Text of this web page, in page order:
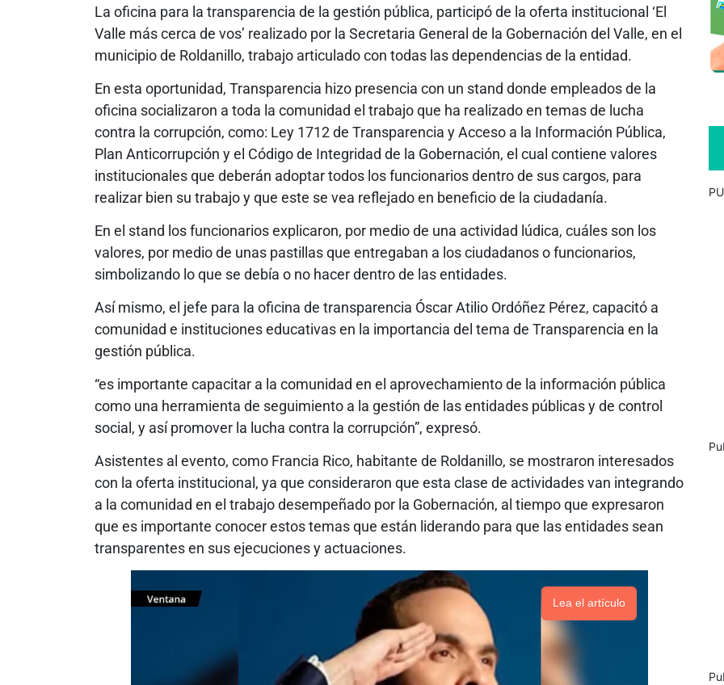
La oficina para la transparencia de la gestión pública, participó de la oferta institucional ‘El
Valle más cerca de vos’ realizado por la Secretaria General de la Gobernación del Valle, en el
municipio de Roldanillo, trabajo articulado con todas las dependencias de la entidad.
En esta oportunidad, Transparencia hizo presencia con un stand donde empleados de la
oficina socializaron a toda la comunidad el trabajo que ha realizado en temas de lucha
contra la corrupción, como: Ley 1712 de Transparencia y Acceso a la Información Pública,
Plan Anticorrupción y el Código de Integridad de la Gobernación, el cual contiene valores
institucionales que deberán adoptar todos los funcionarios dentro de sus cargos, para
realizar bien su trabajo y que este se vea reflejado en beneficio de la ciudadanía.
En el stand los funcionarios explicaron, por medio de una actividad lúdica, cuáles son los
valores, por medio de unas pastillas que entregaban a los ciudadanos o funcionarios,
simbolizando lo que se debía o no hacer dentro de las entidades.
Así mismo, el jefe para la oficina de transparencia Óscar Atilio Ordóñez Pérez, capacitó a
comunidad e instituciones educativas en la importancia del tema de Transparencia en la
gestión pública.
“es importante capacitar a la comunidad en el aprovechamiento de la información pública
como una herramienta de seguimiento a la gestión de las entidades públicas y de control
social, y así promover la lucha contra la corrupción”, expresó.
Asistentes al evento, como Francia Rico, habitante de Roldanillo, se mostraron interesados
con la oferta institucional, ya que consideraron que esta clase de actividades van integrando
a la comunidad en el trabajo desempeñado por la Gobernación, al tiempo que expresaron
que es importante conocer estos temas que están liderando para que las entidades sean
transparentes en sus ejecuciones y actuaciones.
Lea el artículo